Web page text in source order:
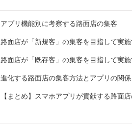
アプリ機能別に考察する路面店の集客
路面店が「新規客」の集客を目指して実施
路面店が「既存客」の集客を目指して実施
進化する路面店の集客方法とアプリの関係
【まとめ】スマホアプリが貢献する路面